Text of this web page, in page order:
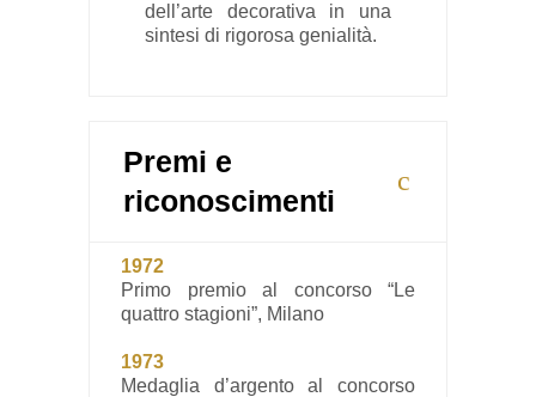
dell’arte decorativa in una
sintesi di rigorosa genialità.
Premi e
riconoscimenti
1972
Primo premio al concorso “Le
quattro stagioni”, Milano
1973
Medaglia d’argento al concorso